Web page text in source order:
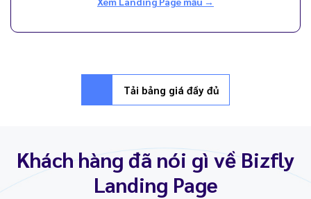
Tải bảng giá đầy đủ
Khách hàng đã nói gì về Bizfly
Landing Page